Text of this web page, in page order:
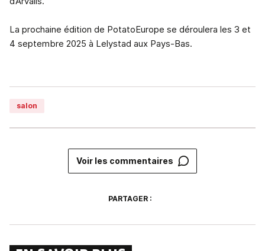
La prochaine édition de PotatoEurope se déroulera les 3 et
4 septembre 2025 à Lelystad aux Pays-Bas.
salon
Voir les commentaires
PARTAGER :